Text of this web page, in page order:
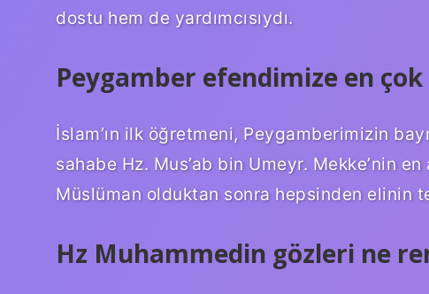
dostu hem de yardımcısıydı.
Peygamber efendimize en
İslam’ın ilk öğretmeni, Peygamberimizin
sahabe Hz. Mus’ab bin Umeyr. Mekke’nin
Müslüman olduktan sonra hepsinden elinin
Hz Muhammedin gözleri ne